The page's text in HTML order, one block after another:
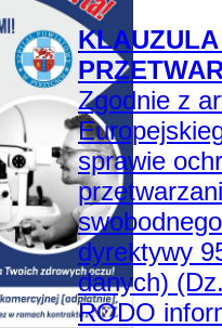
Zgodnie z
sprawie
dyrektywy
danych)
RODO